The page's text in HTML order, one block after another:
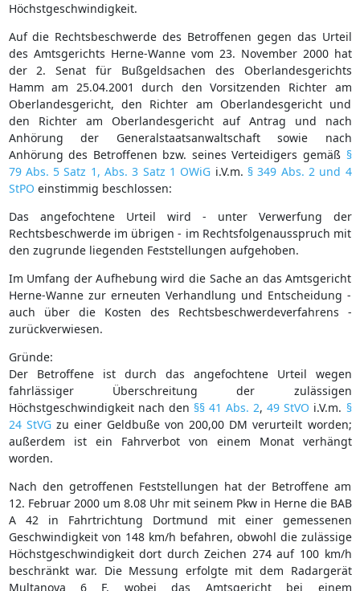
Höchstgeschwindigkeit.
Auf die Rechtsbeschwerde des Betroffenen gegen das Urteil
des Amtsgerichts Herne-Wanne vom 23. November 2000 hat
der 2. Senat für Bußgeldsachen des Oberlandesgerichts
Hamm am 25.04.2001 durch den Vorsitzenden Richter am
Oberlandesgericht, den Richter am Oberlandesgericht und
den Richter am Oberlandesgericht auf Antrag und nach
Anhörung der Generalstaatsanwaltschaft sowie nach
Anhörung des Betroffenen bzw. seines Verteidigers gemäß §
79 Abs. 5 Satz 1, Abs. 3 Satz 1 OWiG i.V.m. § 349 Abs. 2 und 4
StPO einstimmig beschlossen:
Das angefochtene Urteil wird - unter Verwerfung der
Rechtsbeschwerde im übrigen - im Rechtsfolgenausspruch mit
den zugrunde liegenden Feststellungen aufgehoben.
Im Umfang der Aufhebung wird die Sache an das Amtsgericht
Herne-Wanne zur erneuten Verhandlung und Entscheidung -
auch über die Kosten des Rechtsbeschwerdeverfahrens -
zurückverwiesen.
Gründe:
Der Betroffene ist durch das angefochtene Urteil wegen
fahrlässiger Überschreitung der zulässigen
Höchstgeschwindigkeit nach den §§ 41 Abs. 2,49 StVO i.V.m. §
24 StVGzu einer Geldbuße von 200,00 DM verurteilt worden;
außerdem ist ein Fahrverbot von einem Monat verhängt
worden.
Nach den getroffenen Feststellungen hat der Betroffene am
12. Februar 2000 um 8.08 Uhr mit seinem Pkw in Herne die BAB
A 42 in Fahrtrichtung Dortmund mit einer gemessenen
Geschwindigkeit von 148 km/h befahren, obwohl die zulässige
Höchstgeschwindigkeit dort durch Zeichen 274 auf 100 km/h
beschränkt war. Die Messung erfolgte mit dem Radargerät
Multanova 6 F, wobei das Amtsgericht bei einem